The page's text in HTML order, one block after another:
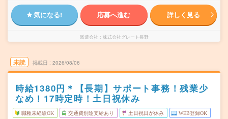
気になる! 応募へ進む 詳しく見る
派遣会社 株式会社グレート長野
未読 掲載日 2026/08/06
時給1380円＊【長期】サポート事務！残業少
なめ！17時定時！土日祝休み
職種未経験OK 交通費別途支給あり 土日祝日が休み WEB登録OK